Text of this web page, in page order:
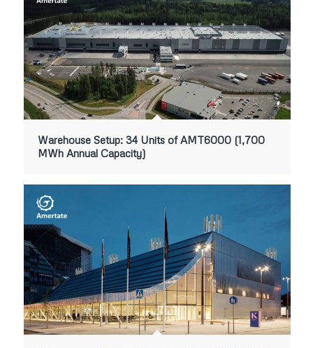
Warehouse Setup: 34 Units of AMT6000 (1,700
MWh Annual Capacity)